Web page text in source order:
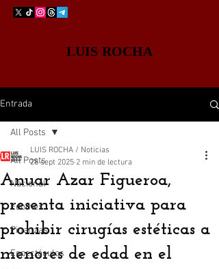
LUIS ROCHA
Entrada
All Posts
Nacional
Edomex
Finanzas
Espectáculos
All Posts
Anuar Azar Figueroa,
presenta iniciativa para
prohibir cirugías estéticas a
menores de edad en el
LUIS ROCHA / Noticias
28 sept 2025 2 min de lectura